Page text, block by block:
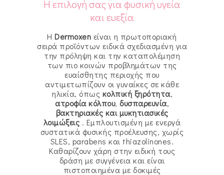
Η επιλογή σας για φυσική υγεία
και ευεξία
ΗDermoxen είναι η πρωτοποριακή
σειρά προϊόντων ειδικά σχεδιασμένη για
την πρόληψη και την καταπολέμηση
των πιο κοινών προβλημάτων της
ευαίσθητης περιοχής που
αντιμετωπίζουν οι γυναίκες σε κάθε
ηλικία, όπως κολπική ξηρότητα,
ατροφία κόλπου, δυσπαρευνία,
βακτηριακές και μυκητιασικές
λοιμώξεις . Εμπλουτισμένη με ενεργά
συστατικά φυσικής προέλευσης, χωρίς
SLES, parabens και thiazolinones.
Καθαρίζουν χάρη στην ειδική τους
δράση με συγγένεια και είναι
πιστοποιημένα με δοκιμές